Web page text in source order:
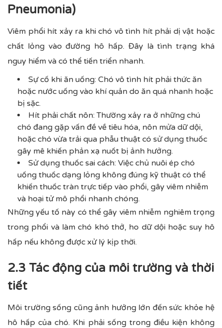
Pneumonia)
Viêm phổi hít xảy ra khi chó vô tình hít phải dị vật hoặc
chất lỏng vào đường hô hấp. Đây là tình trạng khá
nguy hiểm và có thể tiến triển nhanh.
Sự cố khi ăn uống: Chó vô tình hít phải thức ăn
hoặc nước uống vào khí quản do ăn quá nhanh hoặc
bị sặc.
Hít phải chất nôn: Thường xảy ra ở những chú
chó đang gặp vấn đề về tiêu hóa, nôn mửa dữ dội,
hoặc chó vừa trải qua phẫu thuật có sử dụng thuốc
gây mê khiến phản xạ nuốt bị ảnh hưởng.
Sử dụng thuốc sai cách: Việc chủ nuôi ép chó
uống thuốc dạng lỏng không đúng kỹ thuật có thể
khiến thuốc tràn trực tiếp vào phổi, gây viêm nhiễm
và hoại tử mô phổi nhanh chóng.
Những yếu tố này có thể gây viêm nhiễm nghiêm trọng
trong phổi và làm chó khó thở, ho dữ dội hoặc suy hô
hấp nếu không được xử lý kịp thời.
2.3 Tác động của môi trường và thời
tiết
Môi trường sống cũng ảnh hưởng lớn đến sức khỏe hệ
hô hấp của chó. Khi phải sống trong điều kiện không